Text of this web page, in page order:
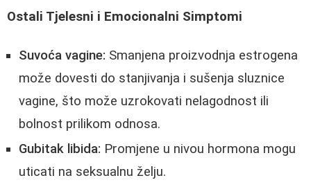
Ostali Tjelesni i Emocionalni Simptomi
Suvoća vagine: Smanjena proizvodnja estrogena
može dovesti do stanjivanja i sušenja sluznice
vagine, što može uzrokovati nelagodnost ili
bolnost prilikom odnosa.
Gubitak libida: Promjene u nivou hormona mogu
uticati na seksualnu želju.